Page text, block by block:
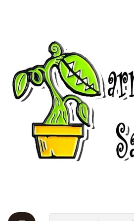
Las Droseras de Queensland
grupos de
Es el más pequeño en
solo de tres:
- D. Adelae
- D. Prolifera